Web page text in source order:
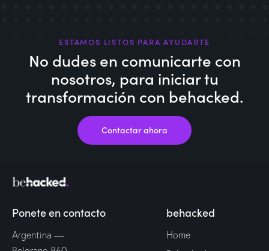
ESTAMOS LISTOS PARA AYUDARTE
No dudes en comunicarte con
nosotros, para iniciar tu
transformación con behacked.
Contactar ahora
Ponete en contacto
Argentina —
behacked
Home